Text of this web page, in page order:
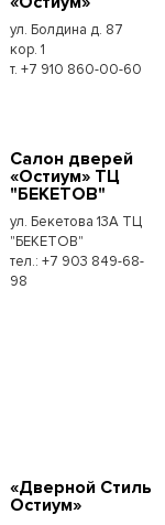
ул. Болдина д. 87
кор. 1
т. +7 910 860-00-60
Cалон дверей
«Остиум» ТЦ
"БЕКЕТОВ"
ул. Бекетова 13А ТЦ
"БЕКЕТОВ"
тел.: +7 903 849-68-
98
«Дверной Стиль
Остиум»